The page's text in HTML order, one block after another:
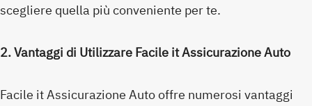
scegliere quella più conveniente per te.
2. Vantaggi di Utilizzare Facile it Assicurazione Auto
Facile it Assicurazione Auto offre numerosi vantaggi